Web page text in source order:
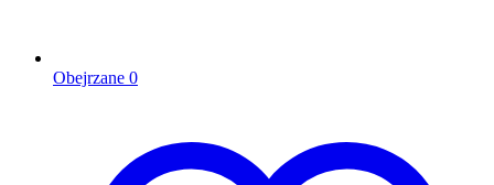
Obejrzane 0